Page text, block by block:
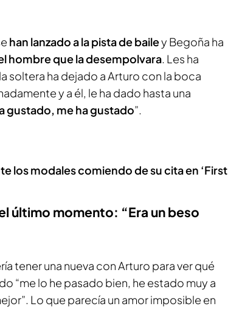
han lanzado a la pista de bailey Begoña ha
hombre que la desempolvara . Les ha
soltera ha dejado a Arturo con la boca
y a él, le ha dado hasta una
gustado, me ha gustado”.
los modales comiendo de su cita en ‘First
último momento: “Era un beso
tener una nueva con Arturo para ver qué
“me lo he pasado bien, he estado muy a
Lo que parecía un amor imposible en